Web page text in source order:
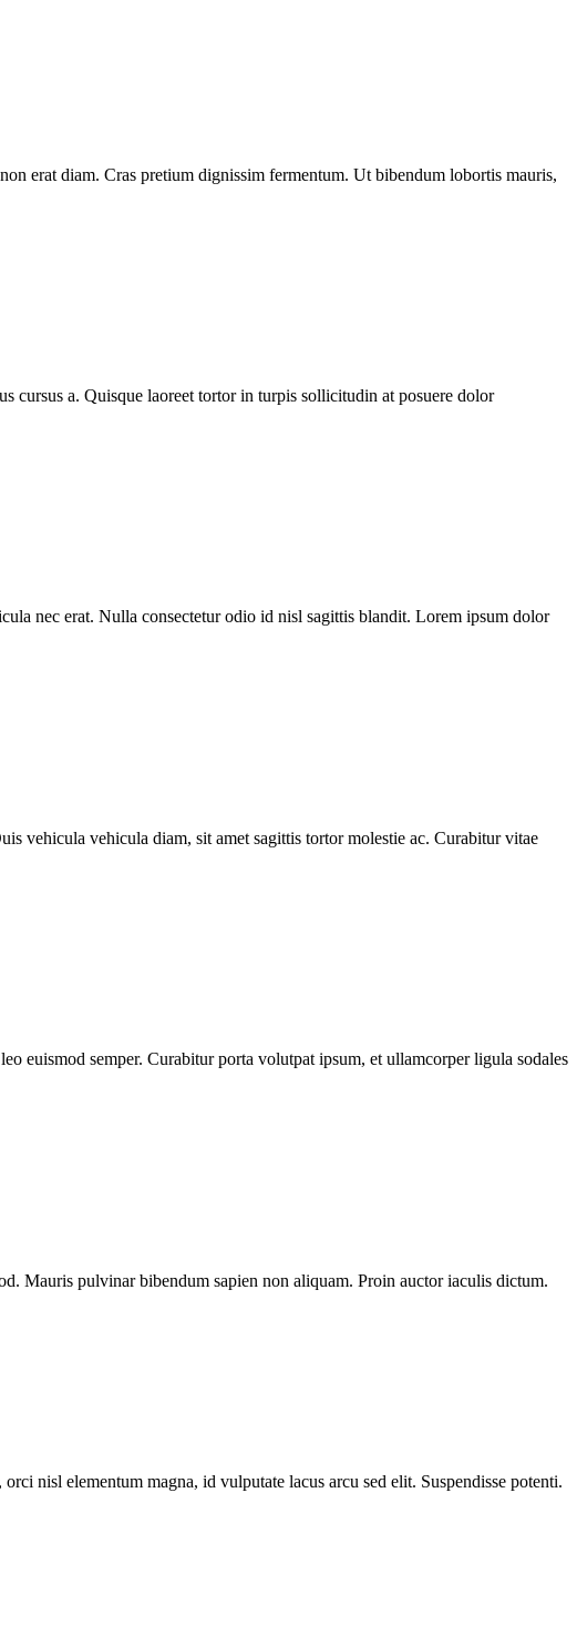
erat diam. Cras pretium dignissim fermentum. Ut bibendum lobortis mauris,
cursus a. Quisque laoreet tortor in turpis sollicitudin at posuere dolor
nec erat. Nulla consectetur odio id nisl sagittis blandit. Lorem ipsum dolor
vehicula vehicula diam, sit amet sagittis tortor molestie ac. Curabitur vitae
euismod semper. Curabitur porta volutpat ipsum, et ullamcorper ligula sodales
Mauris pulvinar bibendum sapien non aliquam. Proin auctor iaculis dictum.
nisl elementum magna, id vulputate lacus arcu sed elit. Suspendisse potenti.